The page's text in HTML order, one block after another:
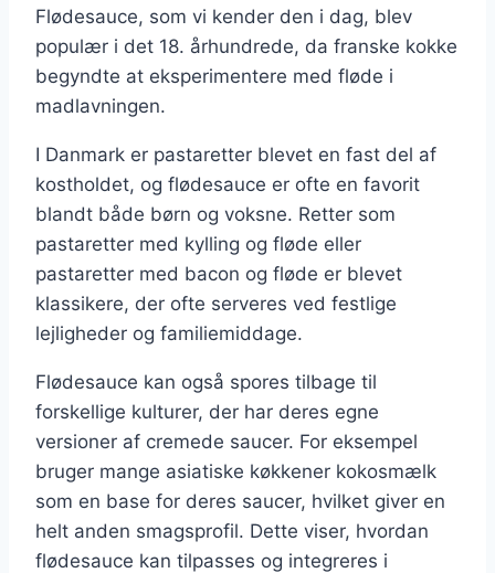
Flødesauce, som vi kender den i dag, blev
populær i det 18. århundrede, da franske kokke
begyndte at eksperimentere med fløde i
madlavningen.
I Danmark er pastaretter blevet en fast del af
kostholdet, og flødesauce er ofte en favorit
blandt både børn og voksne. Retter som
pastaretter med kylling og fløde eller
pastaretter med bacon og fløde er blevet
klassikere, der ofte serveres ved festlige
lejligheder og familiemiddage.
Flødesauce kan også spores tilbage til
forskellige kulturer, der har deres egne
versioner af cremede saucer. For eksempel
bruger mange asiatiske køkkener kokosmælk
som en base for deres saucer, hvilket giver en
helt anden smagsprofil. Dette viser, hvordan
flødesauce kan tilpasses og integreres i